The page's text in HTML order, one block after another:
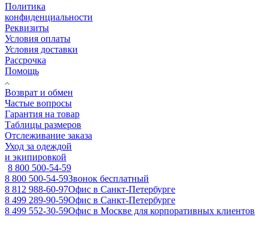
Политика
конфиденциальности
Реквизиты
Условия оплаты
Условия доставки
Рассрочка
Помощь
Возврат и обмен
Частые вопросы
Гарантия на товар
Таблицы размеров
Отслеживание заказа
Уход за одеждой
и экипировкой
8 800 500-54-59
8 800 500-54-59Звонок бесплатный
8 812 988-60-97Офис в Санкт-Петербурге
8 499 289-90-59Офис в Санкт-Петербурге
8 499 552-30-59Офис в Москве для корпоративных клиентов